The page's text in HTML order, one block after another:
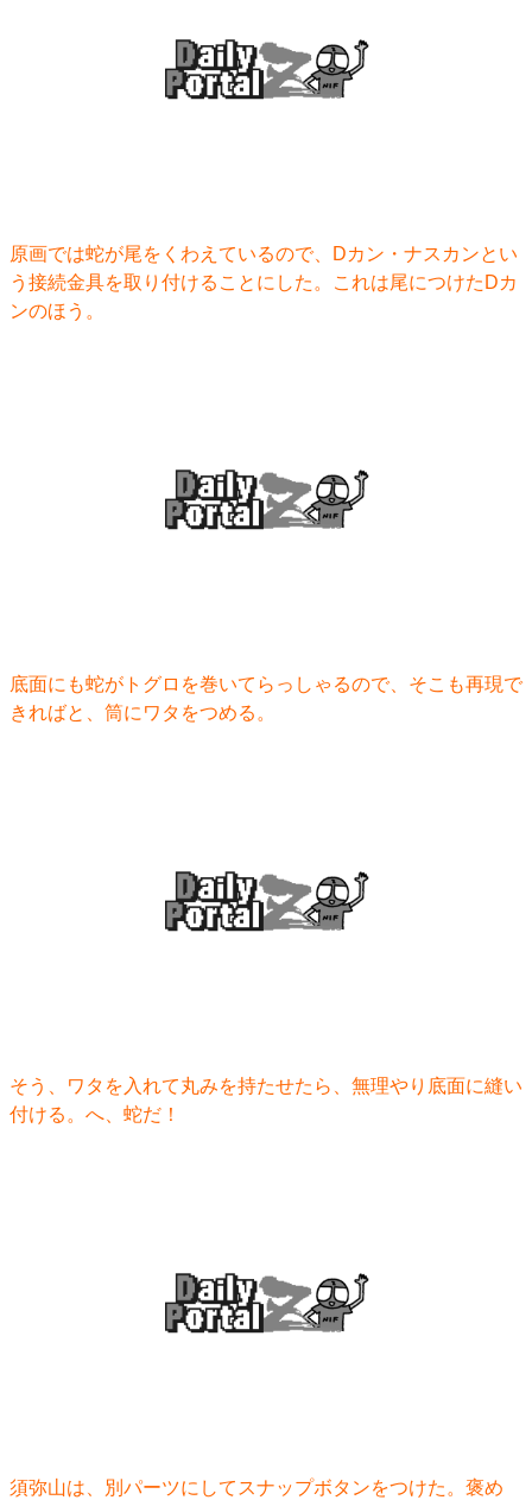
原画では蛇が尾をくわえているので、Dカン・ナスカンとい
う接続金具を取り付けることにした。これは尾につけたDカ
ンのほう。
底面にも蛇がトグロを巻いてらっしゃるので、そこも再現で
きればと、筒にワタをつめる。
そう、ワタを入れて丸みを持たせたら、無理やり底面に縫い
付ける。へ、蛇だ！
須弥山は、別パーツにしてスナップボタンをつけた。褒め